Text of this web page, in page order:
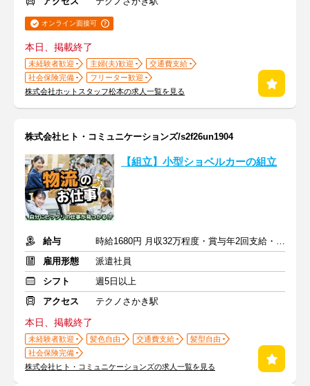
オンライン面接可
本日、掲載終了
未経験者歓迎 主婦(夫)歓迎
交通費支給
社会保険完備
フリーター歓迎
株式会社ホットスタッフ松本の求人一覧を見る
株式会社ヒト・コミュニケーションズ/s2f26un1904
【組立】小型ショベルカーの組立
給与
時給1680円 月収32万程度・賞与年2回支給・退職金制度
雇用形態
派遣社員
シフト
週5日以上
アクセス
テクノさかき駅
本日、掲載終了
未経験者歓迎 髪色自由 交通費支給
髪型自由
社会保険完備
株式会社ヒト・コミュニケーションズの求人一覧を見る